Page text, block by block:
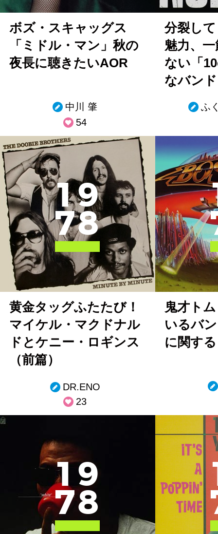
ボズ・スキャッグス
「ミドル・マン」秋の
夜長に聴きたいAOR
中川 肇
54
分裂し
魅力、
ない「
なバン
ふ
19
78
黄金タッグふたたび！
マイケル・マクドナル
ドとケニー・ロギンス
（前篇）
DR.ENO
23
鬼才ト
いるバ
に関す
1 9
78